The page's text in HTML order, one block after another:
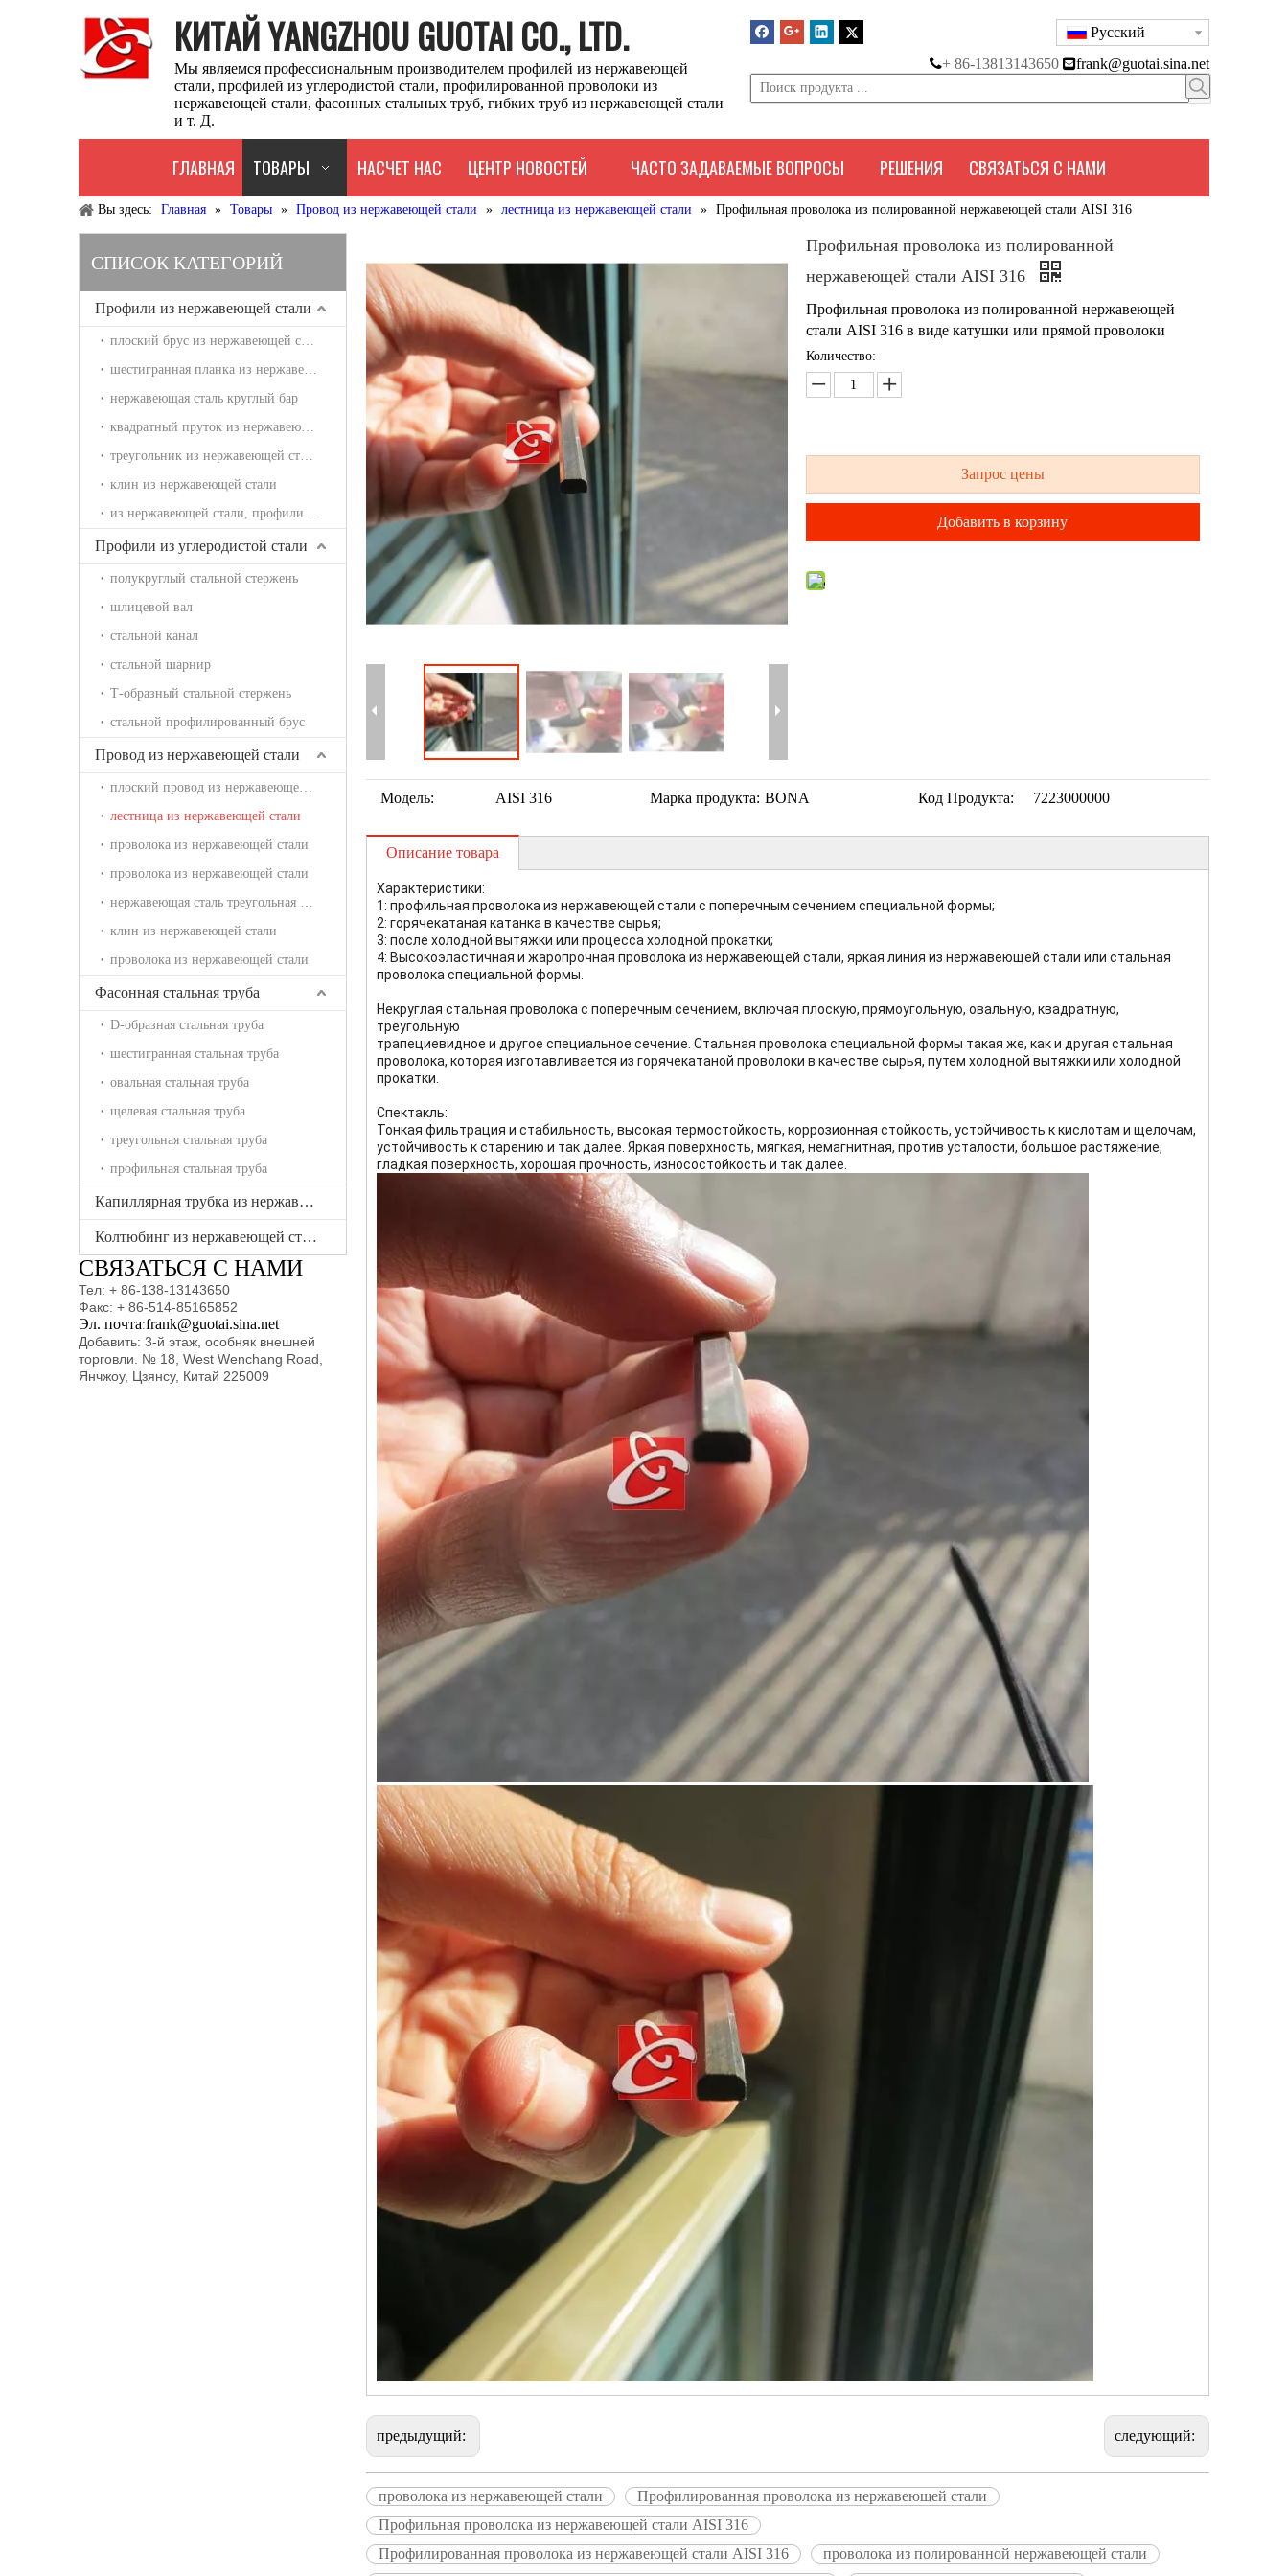
КИТАЙ YANGZHOU GUOTAI CO., LTD.
Мы являемся профессиональным производителем профилей из нержавеющей
стали, профилей из углеродистой стали, профилированной проволоки из
нержавеющей стали, фасонных стальных труб, гибких труб из нержавеющей стали
и т. Д.
Pусский
+ 86-13813143650 frank@guotai.sina.net
ГЛАВНАЯ ТОВАРЫ НАСЧЕТ НАС ЦЕНТР НОВОСТЕЙ ЧАСТО ЗАДАВАЕМЫЕ ВОПРОСЫ РЕШЕНИЯ СВЯЗАТЬСЯ С НАМИ
Вы здесь: Главная » Товары » Провод из нержавеющей стали » лестница из нержавеющей стали » Профильная проволока из полированной нержавеющей стали AISI 316
СПИСОК КАТЕГОРИЙ
Профили из нержавеющей стали
плоский брус из нержавеющей стали
шестигранная планка из нержавеющей стали
нержавеющая сталь круглый бар
квадратный пруток из нержавеющей стали
треугольник из нержавеющей стали
клин из нержавеющей стали
из нержавеющей стали, профилированный брус
Профили из углеродистой стали
полукруглый стальной стержень
шлицевой вал
стальной канал
стальной шарнир
Т-образный стальной стержень
стальной профилированный брус
Провод из нержавеющей стали
плоский провод из нержавеющей стали
лестница из нержавеющей стали
проволока из нержавеющей стали
проволока из нержавеющей стали
нержавеющая сталь треугольная проволока
клин из нержавеющей стали
проволока из нержавеющей стали
Фасонная стальная труба
D-образная стальная труба
шестигранная стальная труба
овальная стальная труба
щелевая стальная труба
треугольная стальная труба
профильная стальная труба
Капиллярная трубка из нержавеющей стали
Колтюбинг из нержавеющей стали
СВЯЗАТЬСЯ С НАМИ
Тел: + 86-138-13143650
Факс: + 86-514-85165852
Эл. почта:frank@guotai.sina.net
Добавить: 3-й этаж, особняк внешней
торговли. № 18, West Wenchang Road,
Янчжоу, Цзянсу, Китай 225009
Профильная проволока из полированной
нержавеющей стали AISI 316
Профильная проволока из полированной нержавеющей
стали AISI 316 в виде катушки или прямой проволоки
Количество:
Запрос цены
Добавить в корзину
Модель: AISI 316 Марка продукта: BONA Код Продукта: 7223000000
Описание товара
Характеристики:
1: профильная проволока из нержавеющей стали с поперечным сечением специальной формы;
2: горячекатаная катанка в качестве сырья;
3: после холодной вытяжки или процесса холодной прокатки;
4: Высокоэластичная и жаропрочная проволока из нержавеющей стали, яркая линия из нержавеющей стали или стальная
проволока специальной формы.
Некруглая стальная проволока с поперечным сечением, включая плоскую, прямоугольную, овальную, квадратную,
треугольную
трапециевидное и другое специальное сечение. Стальная проволока специальной формы такая же, как и другая стальная
проволока, которая изготавливается из горячекатаной проволоки в качестве сырья, путем холодной вытяжки или холодной
прокатки.
Спектакль:
Тонкая фильтрация и стабильность, высокая термостойкость, коррозионная стойкость, устойчивость к кислотам и щелочам,
устойчивость к старению и так далее. Яркая поверхность, мягкая, немагнитная, против усталости, большое растяжение,
гладкая поверхность, хорошая прочность, износостойкость и так далее.
предыдущий: следующий:
проволока из нержавеющей стали
Профилированная проволока из нержавеющей стали
Профильная проволока из нержавеющей стали AISI 316
Профилированная проволока из нержавеющей стали AISI 316
проволока из полированной нержавеющей стали